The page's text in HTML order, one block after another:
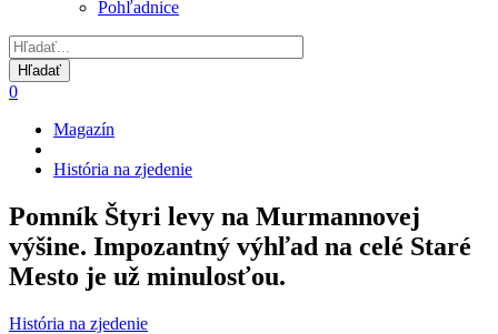
Pohľadnice
0
Omrvinka
Magazín
História na zjedenie
Pomník Štyri levy na Murmannovej
výšine. Impozantný výhľad na celé Staré
Mesto je už minulosťou.
História na zjedenie